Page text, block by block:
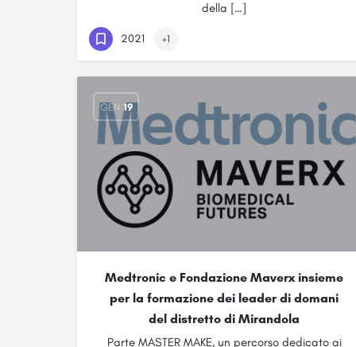
della […]
2021 +1
GEN 19
Medtronic e Fondazione Maverx insieme
per la formazione dei leader di domani
del distretto di Mirandola
Parte MASTER MAKE, un percorso dedicato ai